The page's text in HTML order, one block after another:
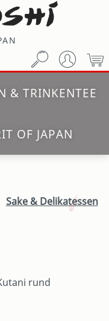
& TRINKENTEE
OF JAPAN
Sake & Delikatessen